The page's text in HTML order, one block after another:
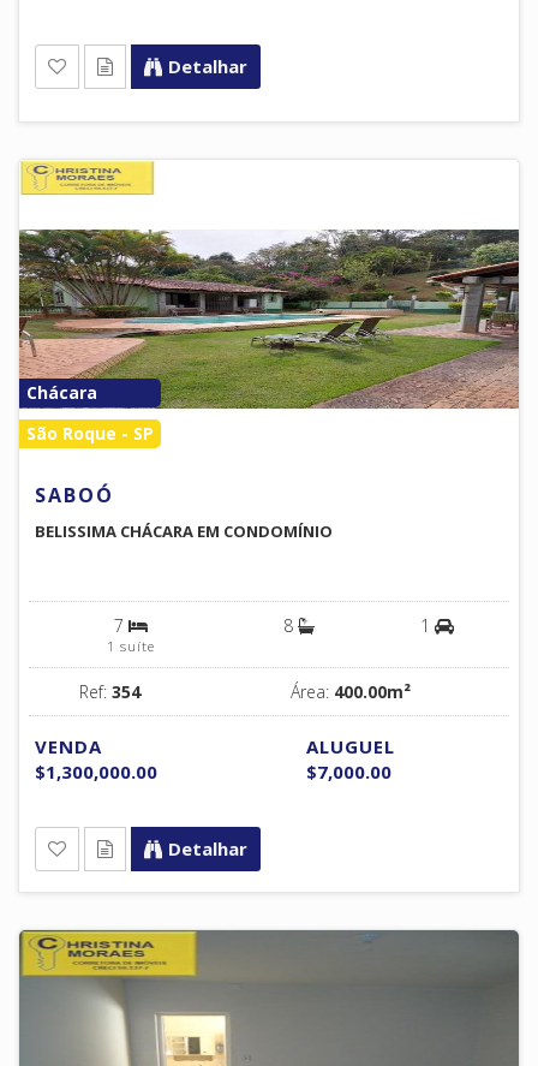
Detalhar
Chácara
São Roque - SP
SABOÓ
BELISSIMA CHÁCARA EM CONDOMÍNIO
7
1 suíte
8 1
Ref: 354 Área: 400.00m²
VENDA
$1,300,000.00
ALUGUEL
$7,000.00
Detalhar